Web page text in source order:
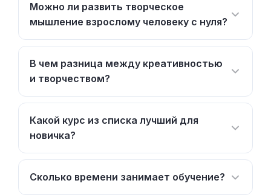
Можно ли развить творческое
мышление взрослому человеку с нуля?
В чем разница между креативностью
и творчеством?
Какой курс из списка лучший для
новичка?
Сколько времени занимает обучение?